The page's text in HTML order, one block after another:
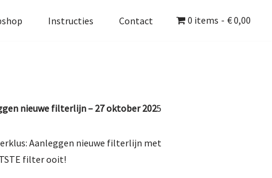
Instructies Contact 0 items € 0,00
nieuwe filterlijn – 27 oktober 2025
Aanleggen nieuwe filterlijn met
filter ooit!